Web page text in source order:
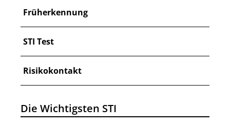
Früherkennung
STI Test
Risikokontakt
Die Wichtigsten STI